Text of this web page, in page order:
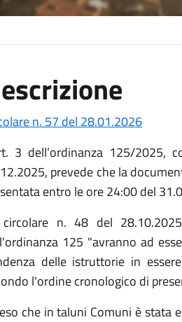
n. 57 del 28.01.2026
3 dell’ordinanza 125/2025,
prevede che la
entro le ore 24:00 del
n. 48 del
125 "avranno ad
delle istruttorie in
l'ordine cronologico di
che in taluni Comuni è stata